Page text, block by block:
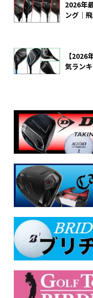
2026年
ング｜
【2026
気ラン